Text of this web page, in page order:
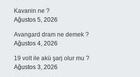
Kavanin ne ?
Ağustos 5, 2026
Avangard dram ne demek ?
Ağustos 4, 2026
19 volt ile akü şarj olur mu ?
Ağustos 3, 2026